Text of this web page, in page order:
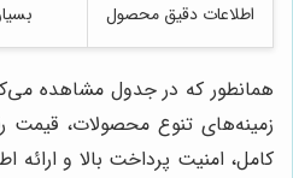
اطلاعات دقیق محصول
همانطور که در جدول مشاهده
زمینه‌های تنوع محصولات،
کامل، امنیت پرداخت بالا و ارائه